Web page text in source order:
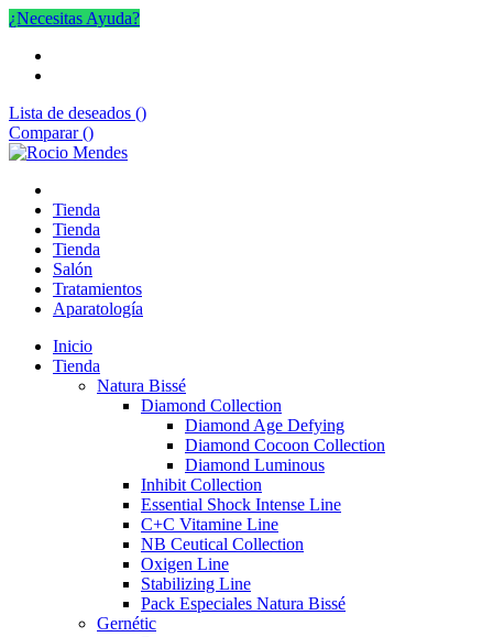
¿Necesitas Ayuda?
Lista de deseados ()
Comparar ()
Tienda
Tienda
Tienda
Salón
Tratamientos
Aparatología
Inicio
Tienda
Natura Bissé
Diamond Collection
Diamond Age Defying
Diamond Cocoon Collection
Diamond Luminous
Inhibit Collection
Essential Shock Intense Line
C+C Vitamine Line
NB Ceutical Collection
Oxigen Line
Stabilizing Line
Pack Especiales Natura Bissé
Gernétic